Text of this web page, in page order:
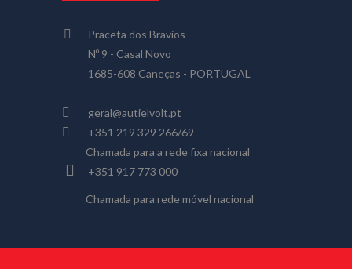
Praceta dos Bravios
Nº 9 - Casal Novo
1685-608 Caneças - PORTUGAL
geral@autielvolt.pt
+351 219 329 266/69
Chamada para a rede fixa nacional
+351 917 773 000
Chamada para rede móvel nacional